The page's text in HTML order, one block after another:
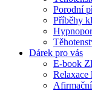
Porodní
Příběhy
Dárek pro vás
E-book
Relaxace